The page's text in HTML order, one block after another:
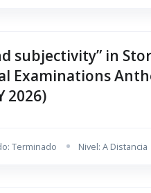
subjectivity” in
Examinations
2026)
Terminado Nivel: A Distancia